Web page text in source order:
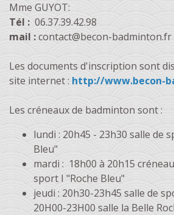
Mme GUYOT:
Tél : 06.37.39.42.98
mail :contact@becon-badminton.fr
Les documents d'inscription sont
site internet : http://www.becon-
Les créneaux de badminton sont :
lundi : 20h45 - 23h30 salle de
Bleu"
mardi : 18h00 à 20h15
sport I "Roche Bleu"
jeudi : 20h30-23h45 salle de
20H00-23H00 salle la Belle